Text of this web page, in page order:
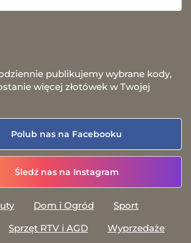
publikujemy wybrane kody,
więcej złotówek w Twojej
Polub nas na Facebooku
Śledź nas na Instagram
Dom i Ogród
Sport
Sprzęt RTV i AGD
Wyprzedaże